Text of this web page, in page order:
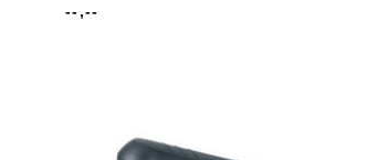
Cena:
--,--